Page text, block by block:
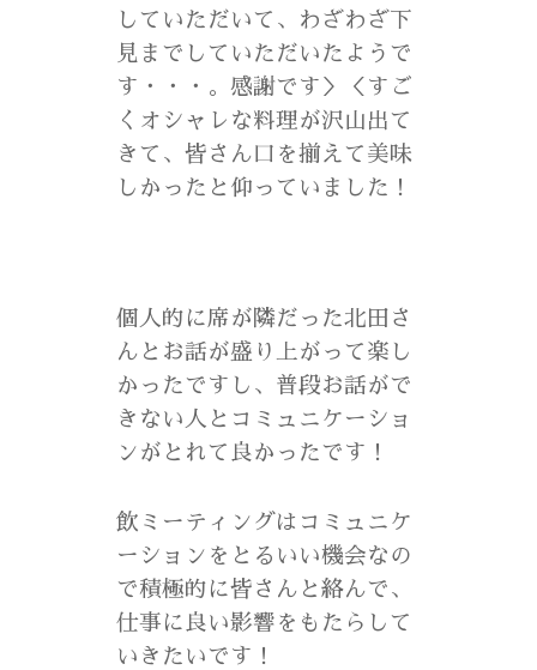
していただいて、わざわざ下
見までしていただいたようで
す・・・。感謝です＞＜すご
くオシャレな料理が沢山出て
きて、皆さん口を揃えて美味
しかったと仰っていました！
個人的に席が隣だった北田さ
んとお話が盛り上がって楽し
かったですし、普段お話がで
きない人とコミュニケーショ
ンがとれて良かったです！
飲ミーティングはコミュニケ
ーションをとるいい機会なの
で積極的に皆さんと絡んで、
仕事に良い影響をもたらして
いきたいです！